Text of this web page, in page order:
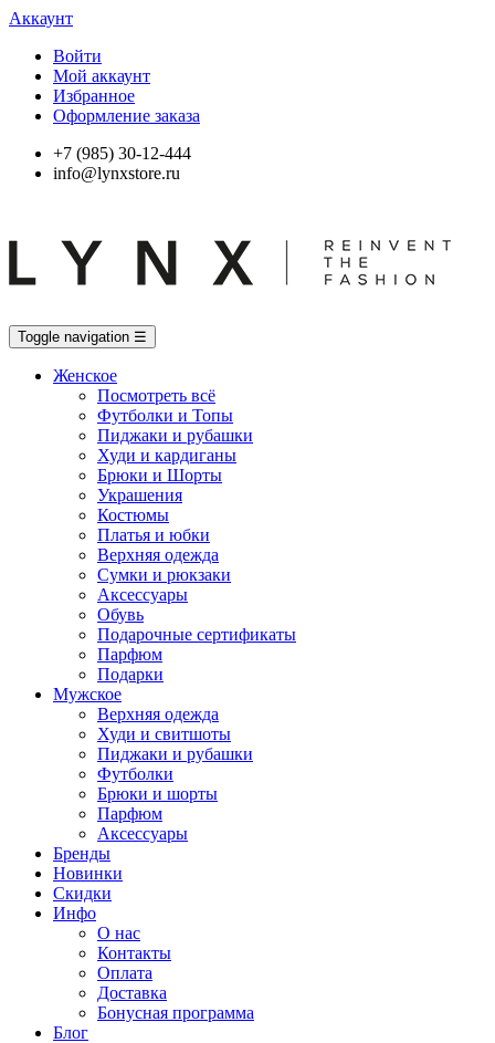
Аккаунт
Войти
Мой аккаунт
Избранное
Оформление заказа
+7 (985) 30-12-444
info@lynxstore.ru
Toggle navigation ☰
Женское
Посмотреть всё
Футболки и Топы
Пиджаки и рубашки
Худи и кардиганы
Брюки и Шорты
Украшения
Костюмы
Платья и юбки
Верхняя одежда
Сумки и рюкзаки
Аксессуары
Обувь
Подарочные сертификаты
Парфюм
Подарки
Мужское
Верхняя одежда
Худи и свитшоты
Пиджаки и рубашки
Футболки
Брюки и шорты
Парфюм
Аксессуары
Бренды
Новинки
Скидки
Инфо
О нас
Контакты
Оплата
Доставка
Бонусная программа
Блог